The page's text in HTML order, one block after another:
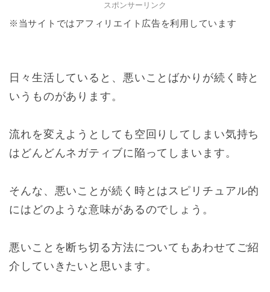
スポンサーリンク
※当サイトではアフィリエイト広告を利用しています
日々生活していると、悪いことばかりが続く時と
いうものがあります。
流れを変えようとしても空回りしてしまい気持ち
はどんどんネガティブに陥ってしまいます。
そんな、悪いことが続く時とはスピリチュアル的
にはどのような意味があるのでしょう。
悪いことを断ち切る方法についてもあわせてご紹
介していきたいと思います。